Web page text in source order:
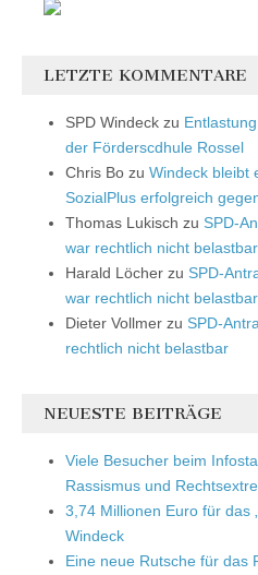
LETZTE KOMMENTARE
SPD Windeck zu
der Förderscdhule Rossel
Chris Bo zu Windeck bleibt
SozialPlus erfolgreich
Thomas Lukisch zu SPD-
war rechtlich nicht belastbar
Harald Löcher zu SPD-
war rechtlich nicht belastbar
Dieter Vollmer zu SPD-
rechtlich nicht belastbar
NEUESTE BEITRÄGE
Viele Besucher beim
Rassismus und
3,74 Millionen Euro für das
Windeck
Eine neue Rutsche für das